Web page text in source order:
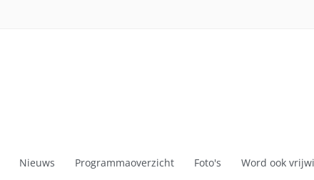
Nieuws Programmaoverzicht Foto's Word ook